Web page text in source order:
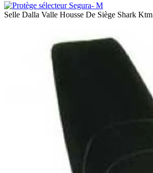
Selle Dalla Valle Housse De Siège Shark Ktm